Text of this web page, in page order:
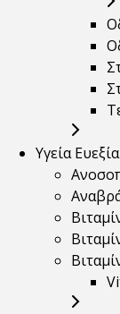
Υγεία Ευεξία